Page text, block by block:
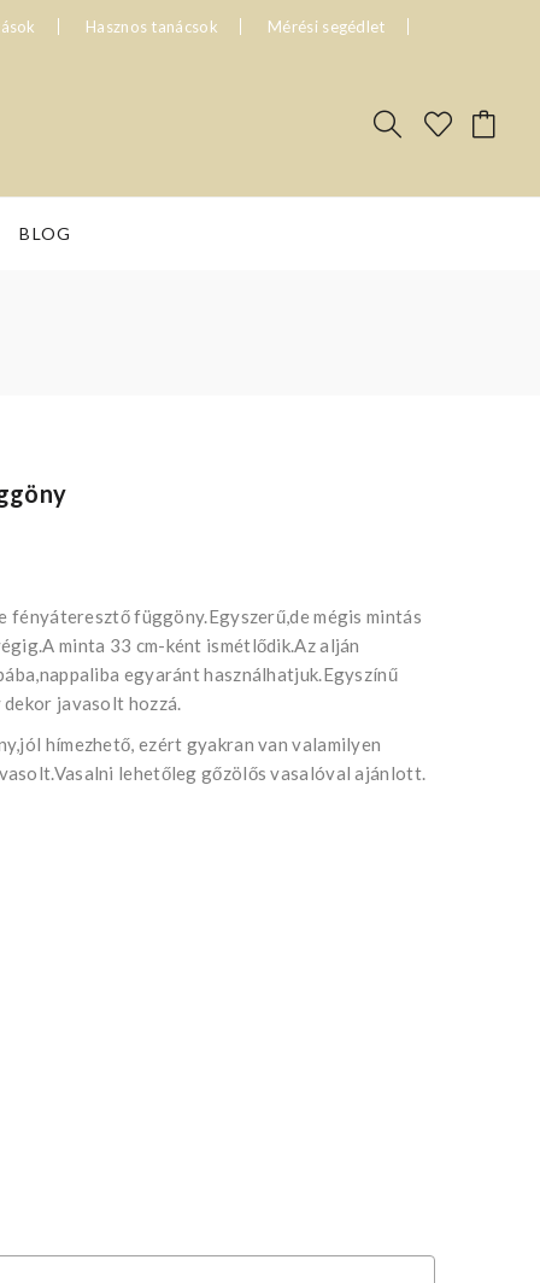
Hasznos tanácsok Mérési segédlet
BLOG
fényáteresztő függöny.Egyszerű,de mégis mintás
minta 33 cm-ként ismétlődik.Az alján
egyaránt használhatjuk.Egyszínű
javasolt hozzá.
hímezhető, ezért gyakran van valamilyen
lehetőleg gőzölős vasalóval ajánlott.